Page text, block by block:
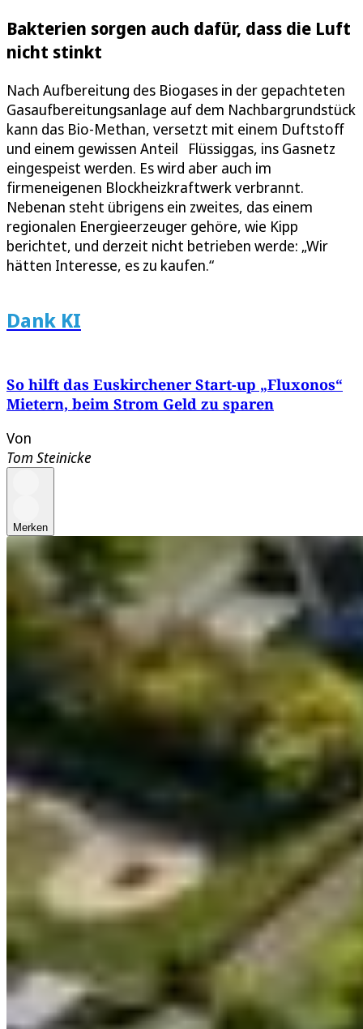
Bakterien sorgen auch dafür, dass die Luft
nicht stinkt
Nach Aufbereitung des Biogases in der gepachteten
Gasaufbereitungsanlage auf dem Nachbargrundstück
kann das Bio-Methan, versetzt mit einem Duftstoff
und einem gewissen Anteil Flüssiggas, ins Gasnetz
eingespeist werden. Es wird aber auch im
firmeneigenen Blockheizkraftwerk verbrannt.
Nebenan steht übrigens ein zweites, das einem
regionalen Energieerzeuger gehöre, wie Kipp
berichtet, und derzeit nicht betrieben werde: „Wir
hätten Interesse, es zu kaufen.“
Dank KI
So hilft das Euskirchener Start-up „Fluxonos“
Mietern, beim Strom Geld zu sparen
Von
Tom Steinicke
Merken